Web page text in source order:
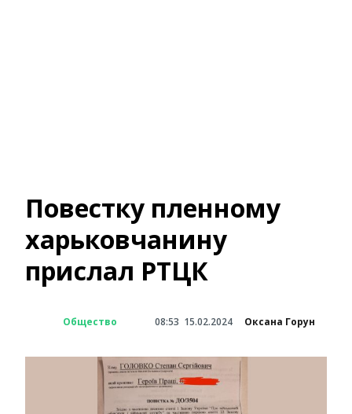
Повестку пленному
харьковчанину
прислал РТЦК
Общество 08:53 15.02.2024 Оксана Горун